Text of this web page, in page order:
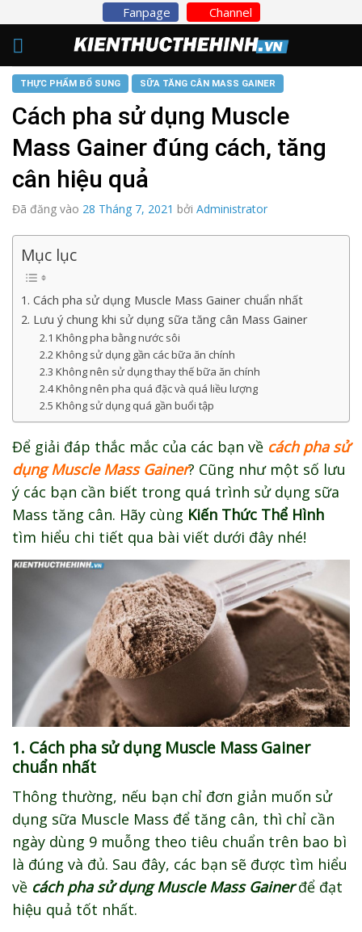
to
content
Fanpage Channel
THỰC PHẨM BỔ SUNG SỮA TĂNG CÂN MASS GAINER
Cách pha sử dụng Muscle
Mass Gainer đúng cách, tăng
cân hiệu quả
Đã đăng vào 28 Tháng 7, 2021 bởi Administrator
Mục lục
1. Cách pha sử dụng Muscle Mass Gainer chuẩn nhất
2. Lưu ý chung khi sử dụng sữa tăng cân Mass Gainer
2.1 Không pha bằng nước sôi
2.2 Không sử dụng gần các bữa ăn chính
2.3 Không nên sử dụng thay thế bữa ăn chính
2.4 Không nên pha quá đặc và quá liều lượng
2.5 Không sử dụng quá gần buổi tập
Để giải đáp thắc mắc của các bạn về cách pha sử
dụng Muscle Mass Gainer? Cũng như một số lưu
ý các bạn cần biết trong quá trình sử dụng sữa
Mass tăng cân. Hãy cùng Kiến Thức Thể Hình
tìm hiểu chi tiết qua bài viết dưới đây nhé!
1. Cách pha sử dụng Muscle Mass Gainer
chuẩn nhất
Thông thường, nếu bạn chỉ đơn giản muốn sử
dụng sữa Muscle Mass để tăng cân, thì chỉ cần
ngày dùng 9 muỗng theo tiêu chuẩn trên bao bì
là đúng và đủ. Sau đây, các bạn sẽ được tìm hiểu
về cách pha sử dụng Muscle Mass Gainerđể đạt
hiệu quả tốt nhất.